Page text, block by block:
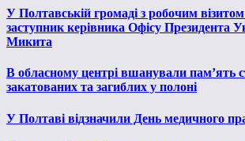
У Полтавській громаді з робочим
заступник керівника Офісу Президента
Микита
В обласному центрі вшанували пам’ять
закатованих та загиблих у полоні
У Полтаві відзначили День медичного